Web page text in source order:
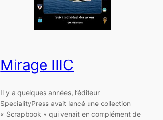
Mirage IIIC
Il y a quelques années, l’éditeur
SpecialityPress avait lancé une collection
« Scrapbook » qui venait en complément de